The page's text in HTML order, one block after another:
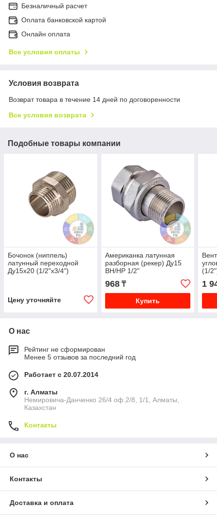
Безналичный расчет
Оплата банковской картой
Онлайн оплата
Все условия оплаты
Условия возврата
Возврат товара в течение 14 дней по договоренности
Все условия возврата
Подобные товары компании
Бочонок (ниппель)
латунный переходной
Ду15х20 (1/2"x3/4")
Цену уточняйте
Американка латунная
разборная (рекер) Ду15
ВН/НР 1/2"
968₸
Купить
(1/
1
О нас
Рейтинг не сформирован
Менее 5 отзывов за последний год
Работает с 20.07.2014
г. Алматы
Немировича-Данченко 26/4 оф.2/8, 1/1, Алматы,
Казахстан
Контакты
О нас
Контакты
Доставка и оплата